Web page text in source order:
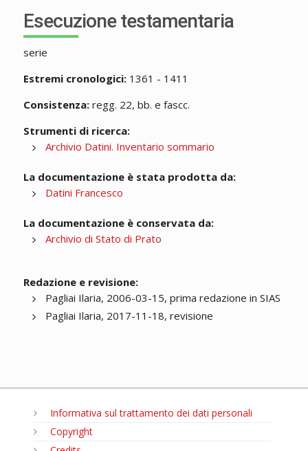
Esecuzione testamentaria
serie
Estremi cronologici:1361 - 1411
Consistenza:regg. 22, bb. e fascc.
Strumenti di ricerca:
Archivio Datini. Inventario sommario
La documentazione è stata prodotta da:
Datini Francesco
La documentazione è conservata da:
Archivio di Stato di Prato
Redazione e revisione:
Pagliai Ilaria, 2006-03-15, prima redazione in SIAS
Pagliai Ilaria, 2017-11-18, revisione
Informativa sul trattamento dei dati personali
Copyright